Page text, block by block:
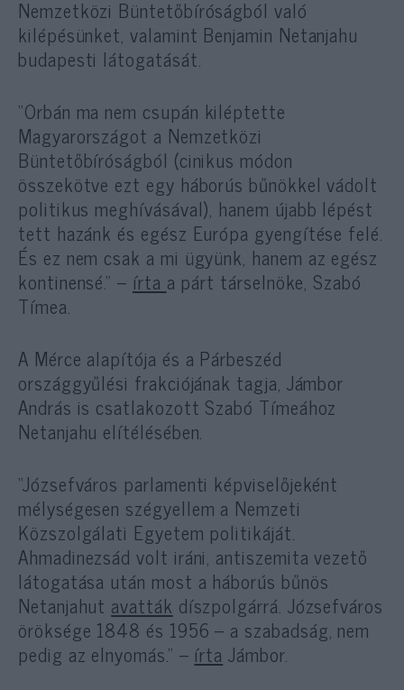
Nemzetközi Büntetőbíróságból való
kilépésünket, valamint Benjamin Netanjahu
budapesti látogatását.
“Orbán ma nem csupán kiléptette
Magyarországot a Nemzetközi
Büntetőbíróságból (cinikus módon
összekötve ezt egy háborús bűnökkel vádolt
politikus meghívásával), hanem újabb lépést
tett hazánk és egész Európa gyengítése felé.
És ez nem csak a mi ügyünk, hanem az egész
kontinensé.” – írta a párt társelnöke, Szabó
Tímea.
A Mérce alapítója és a Párbeszéd
országgyűlési frakciójának tagja, Jámbor
András is csatlakozott Szabó Tímeához
Netanjahu elítélésében.
“Józsefváros parlamenti képviselőjeként
mélységesen szégyellem a Nemzeti
Közszolgálati Egyetem politikáját.
Ahmadinezsád volt iráni, antiszemita vezető
látogatása után most a háborús bűnös
Netanjahut avatták díszpolgárrá. Józsefváros
öröksége 1848 és 1956 – a szabadság, nem
pedig az elnyomás.” – írta Jámbor.